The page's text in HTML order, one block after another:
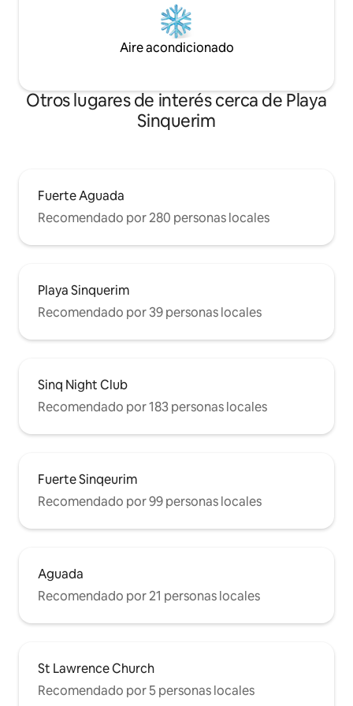
Aire acondicionado
Otros lugares de interés cerca de Playa
Sinquerim
Fuerte Aguada
Recomendado por 280 personas locales
Playa Sinquerim
Recomendado por 39 personas locales
Sinq Night Club
Recomendado por 183 personas locales
Fuerte Sinqeurim
Recomendado por 99 personas locales
Aguada
Recomendado por 21 personas locales
St Lawrence Church
Recomendado por 5 personas locales